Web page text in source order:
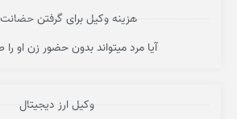
هزینه وکیل برای گرفتن حضانت
آیا مرد میتواند بدون حضور زن او
وکیل ارز دیجیتال